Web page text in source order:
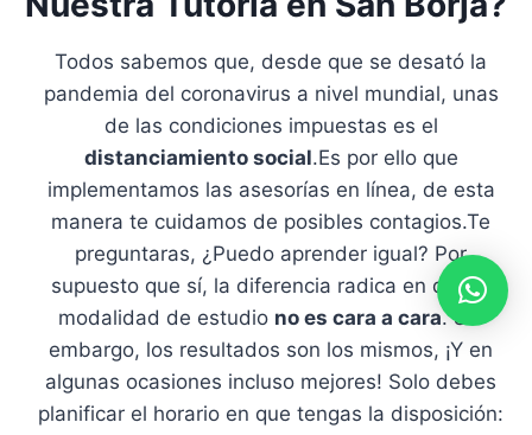
Todos sabemos que, desde que se desató la
pandemia del coronavirus a nivel mundial, unas
de las condiciones impuestas es el
distanciamiento social.Es por ello que
implementamos las asesorías en línea, de esta
manera te cuidamos de posibles contagios.Te
preguntaras, ¿Puedo aprender igual? Por
supuesto que sí, la diferencia radica en que la
modalidad de estudio no es cara a cara. Sin
embargo, los resultados son los mismos, ¡Y en
algunas ocasiones incluso mejores! Solo debes
planificar el horario en que tengas la disposición: